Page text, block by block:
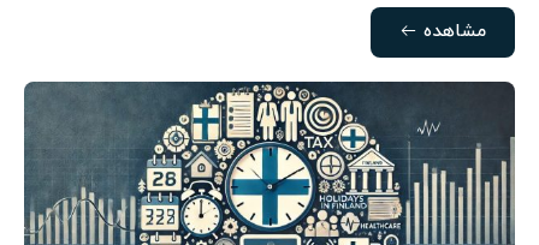
مشاهده